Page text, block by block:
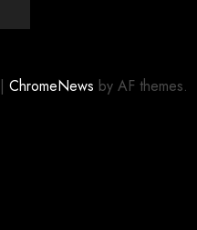
| ChromeNews by AF themes.